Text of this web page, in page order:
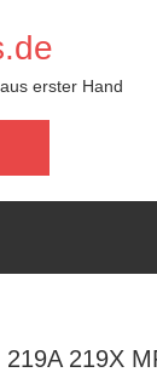
erster Hand
219X